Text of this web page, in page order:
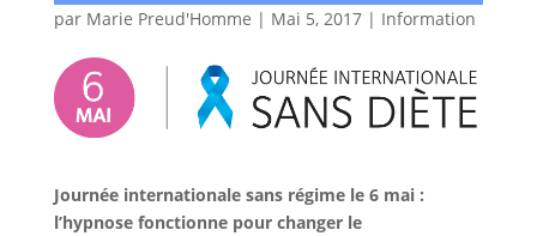
par Marie Preud'Homme | Mai 5, 2017| Information
Journée internationale sans régime le 6 mai :
l’hypnose fonctionne pour changer le